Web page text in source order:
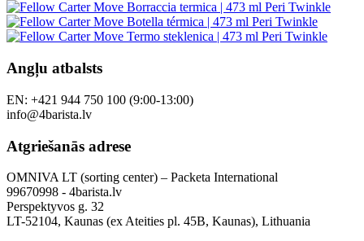
Angļu atbalsts
EN: +421 944 750 100 (9:00-13:00)
info@4barista.lv
Atgriešanās adrese
OMNIVA LT (sorting center) – Packeta International
99670998 - 4barista.lv
Perspektyvos g. 32
LT-52104, Kaunas (ex Ateities pl. 45B, Kaunas), Lithuania